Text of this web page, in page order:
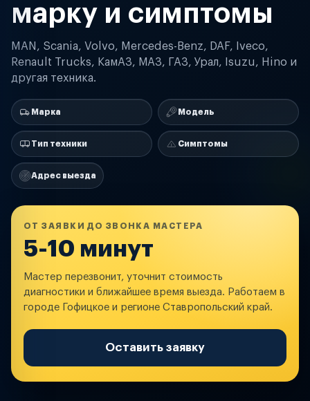
марку и симптомы
MAN, Scania, Volvo, Mercedes-Benz, DAF, Iveco,
Renault Trucks, КамАЗ, МАЗ, ГАЗ, Урал, Isuzu, Hino и
другая техника.
Марка Модель
Тип техники Симптомы
Адрес выезда
ОТ ЗАЯВКИ ДО ЗВОНКА МАСТЕРА
5-10 минут
Мастер перезвонит, уточнит стоимость
диагностики и ближайшее время выезда. Работаем в
городе Гофицкое и регионе Ставропольский край.
Оставить заявку